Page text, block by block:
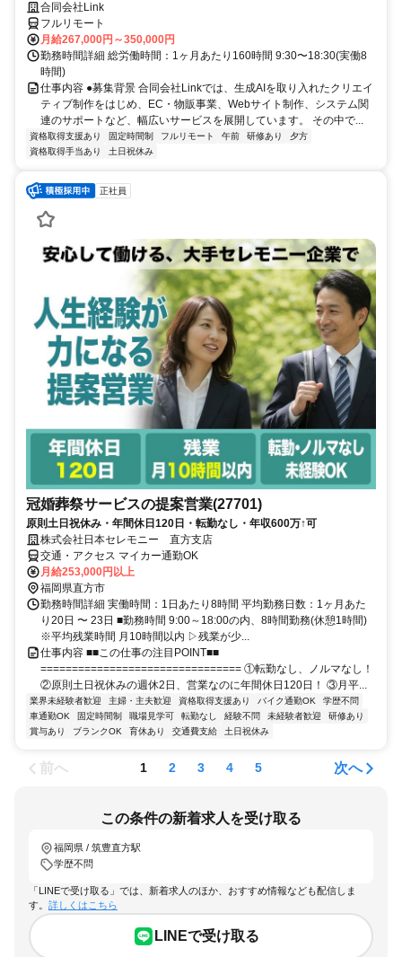
合同会社Link
フルリモート
月給267,000円～350,000円
勤務時間詳細 総労働時間：1ヶ月あたり160時間 9:30〜18:30(実働8
時間)
仕事内容 ●募集背景 合同会社Linkでは、生成AIを取り入れたクリエイ
ティブ制作をはじめ、EC・物販事業、Webサイト制作、システム関
連のサポートなど、幅広いサービスを展開しています。 その中で...
資格取得支援あり 固定時間制 フルリモート 午前 研修あり
夕方
資格取得手当あり
土日祝休み
正社員
冠婚葬祭サービスの提案営業(27701)
原則土日祝休み・年間休日120日・転勤なし・年収600万↑可
株式会社日本セレモニー 直方支店
交通・アクセス マイカー通勤OK
月給253,000円以上
福岡県直方市
勤務時間詳細 実働時間：1日あたり8時間 平均勤務日数：1ヶ月あた
り20日 〜 23日 ■勤務時間 9:00～18:00の内、8時間勤務(休憩1時間)
※平均残業時間 月10時間以内 ▷残業が少...
仕事内容 ■■この仕事の注目POINT■■
================================ ①転勤なし、ノルマなし！
②原則土日祝休みの週休2日、営業なのに年間休日120日！ ③月平...
業界未経験者歓迎 主婦・主夫歓迎 資格取得支援あり バイク通勤OK
学歴不問
車通勤OK
固定時間制 職場見学可 転勤なし 経験不問 未経験者歓迎
研修あり
賞与あり
ブランクOK 育休あり 交通費支給 土日祝休み
前へ 1 2 3 4 5 次へ
この条件の新着求人を受け取る
福岡県 / 筑豊直方駅
学歴不問
「LINEで受け取る」では、新着求人のほか、おすすめ情報なども配信しま
す。 詳しくはこちら
LINEで受け取る